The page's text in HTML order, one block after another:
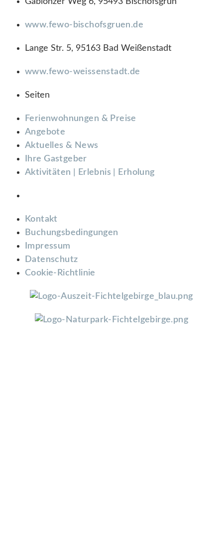
www.fewo-bischofsgruen.de
Lange Str. 5, 95163 Bad Weißenstadt
www.fewo-weissenstadt.de
Seiten
Ferienwohnungen & Preise
Angebote
Aktuelles & News
Ihre Gastgeber
Aktivitäten | Erlebnis | Erholung
Kontakt
Buchungsbedingungen
Impressum
Datenschutz
Cookie-Richtlinie